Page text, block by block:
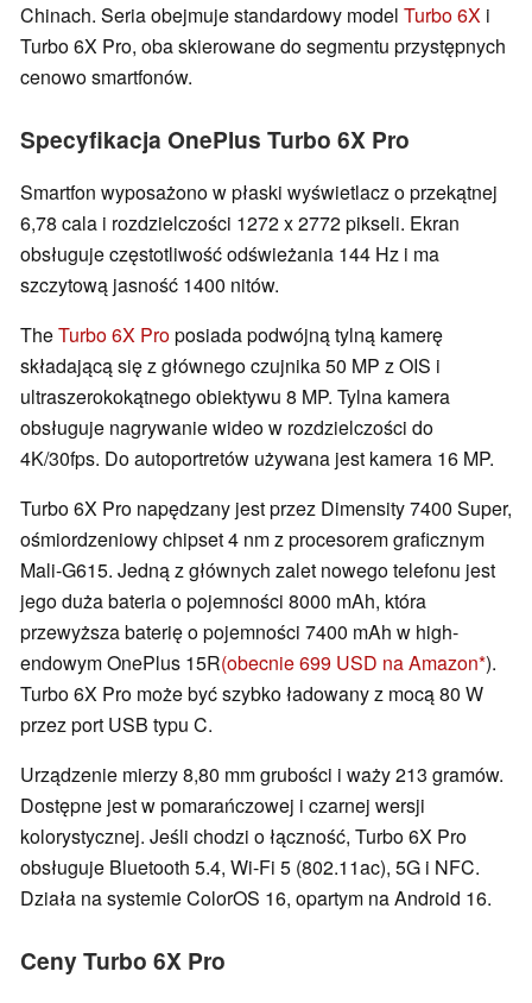
Chinach. Seria obejmuje standardowy model Turbo 6X i
Turbo 6X Pro, oba skierowane do segmentu przystępnych
cenowo smartfonów.
Specyfikacja OnePlus Turbo 6X Pro
Smartfon wyposażono w płaski wyświetlacz o przekątnej
6,78 cala i rozdzielczości 1272 x 2772 pikseli. Ekran
obsługuje częstotliwość odświeżania 144 Hz i ma
szczytową jasność 1400 nitów.
TheTurbo 6X Proposiada podwójną tylną kamerę
składającą się z głównego czujnika 50 MP z OIS i
ultraszerokokątnego obiektywu 8 MP. Tylna kamera
obsługuje nagrywanie wideo w rozdzielczości do
4K/30fps. Do autoportretów używana jest kamera 16 MP.
Turbo 6X Pro napędzany jest przez Dimensity 7400 Super,
ośmiordzeniowy chipset 4 nm z procesorem graficznym
Mali-G615. Jedną z głównych zalet nowego telefonu jest
jego duża bateria o pojemności 8000 mAh, która
przewyższa baterię o pojemności 7400 mAh w high-
endowym OnePlus 15R(obecnie 699 USD na Amazon ).
Turbo 6X Pro może być szybko ładowany z mocą 80 W
przez port USB typu C.
Urządzenie mierzy 8,80 mm grubości i waży 213 gramów.
Dostępne jest w pomarańczowej i czarnej wersji
kolorystycznej. Jeśli chodzi o łączność, Turbo 6X Pro
obsługuje Bluetooth 5.4, Wi-Fi 5 (802.11ac), 5G i NFC.
Działa na systemie ColorOS 16, opartym na Android 16.
Ceny Turbo 6X Pro